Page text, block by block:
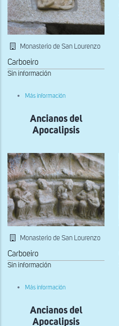
Monasterio de San Lourenzo
Carboeiro
Sin información
Más información
tímpano
la
Ancianos del
Apocalipsis
Monasterio de San Lourenzo
Carboeiro
Sin información
Más información
Apocalipsis
Ancianos del
Apocalipsis